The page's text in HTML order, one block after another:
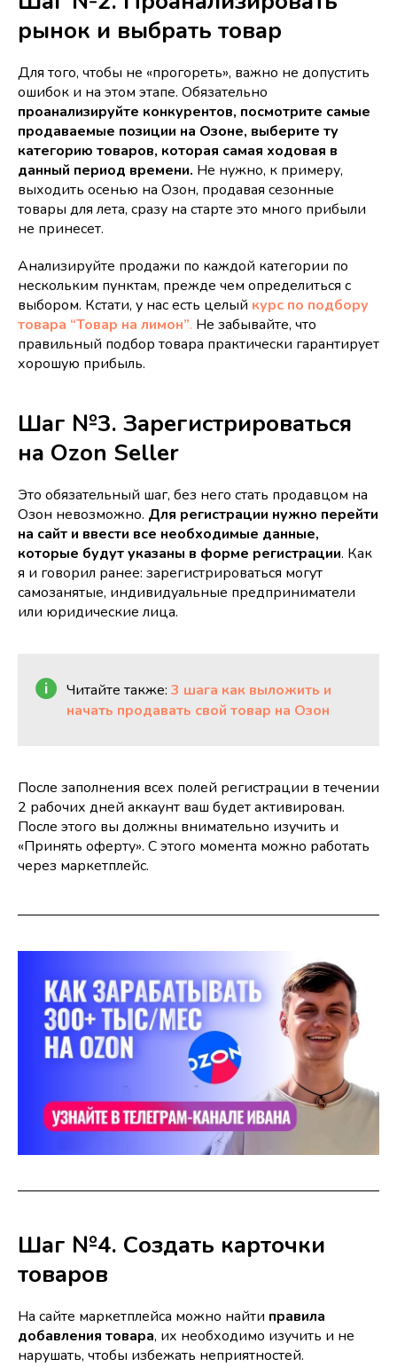
рынок и выбрать товар
Для того, чтобы не «прогореть», важно не допустить
ошибок и на этом этапе. Обязательно
проанализируйте конкурентов, посмотрите самые
продаваемые позиции на Озоне, выберите ту
категорию товаров, которая самая ходовая в
данный период времени. Не нужно, к примеру,
выходить осенью на Озон, продавая сезонные
товары для лета, сразу на старте это много прибыли
не принесет.
Анализируйте продажи по каждой категории по
нескольким пунктам, прежде чем определиться с
выбором. Кстати, у нас есть целый курс по подбору
товара “Товар на лимон”. Не забывайте, что
правильный подбор товара практически гарантирует
хорошую прибыль.
Шаг №3. Зарегистрироваться
на Ozon Seller
Это обязательный шаг, без него стать продавцом на
Озон невозможно. Для регистрации нужно перейти
на сайт и ввести все необходимые данные,
которые будут указаны в форме регистрации. Как
я и говорил ранее: зарегистрироваться могут
самозанятые, индивидуальные предприниматели
или юридические лица.
Читайте также: 3 шага как выложить и
начать продавать свой товар на Озон
После заполнения всех полей регистрации в течении
2 рабочих дней аккаунт ваш будет активирован.
После этого вы должны внимательно изучить и
«Принять оферту». С этого момента можно работать
через маркетплейс.
Шаг №4. Создать карточки
товаров
На сайте маркетплейса можно найти правила
добавления товара, их необходимо изучить и не
нарушать, чтобы избежать неприятностей.